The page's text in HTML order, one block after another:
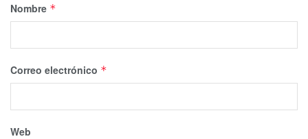
Nombre *
Correo electrónico *
Web